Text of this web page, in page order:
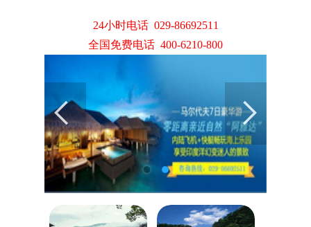
24小时电话 029-86692511
全国免费电话 400-6210-800